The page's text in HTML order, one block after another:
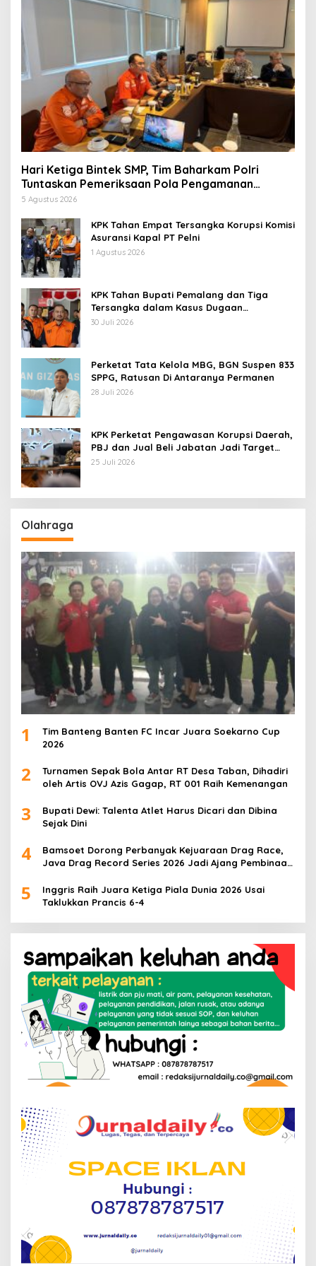
Hari Ketiga Bintek SMP, Tim Baharkam Polri
Tuntaskan Pemeriksaan Pola Pengamanan
Pertamina Patra Niaga Jabar
5 Agustus 2026
KPK Tahan Empat Tersangka Korupsi Komisi
Asuransi Kapal PT Pelni
1 Agustus 2026
KPK Tahan Bupati Pemalang dan Tiga
Tersangka dalam Kasus Dugaan
Pemerasan
30 Juli 2026
Perketat Tata Kelola MBG, BGN Suspen 833
SPPG, Ratusan Di Antaranya Permanen
28 Juli 2026
KPK Perketat Pengawasan Korupsi Daerah,
PBJ dan Jual Beli Jabatan Jadi Target
Utama
25 Juli 2026
Olahraga
1
Tim Banteng Banten FC Incar Juara Soekarno Cup
2026
2
Turnamen Sepak Bola Antar RT Desa Taban, Dihadiri
oleh Artis OVJ Azis Gagap, RT 001 Raih Kemenangan
3
Bupati Dewi: Talenta Atlet Harus Dicari dan Dibina
Sejak Dini
4
Bamsoet Dorong Perbanyak Kejuaraan Drag Race,
Java Drag Record Series 2026 Jadi Ajang Pembinaan
5
Inggris Raih Juara Ketiga Piala Dunia 2026 Usai
Taklukkan Prancis 6-4